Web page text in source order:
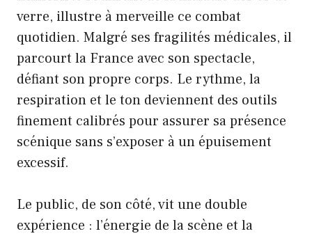
verre, illustre à merveille ce combat
quotidien. Malgré ses fragilités médicales, il
parcourt la France avec son spectacle,
défiant son propre corps. Le rythme, la
respiration et le ton deviennent des outils
finement calibrés pour assurer sa présence
scénique sans s’exposer à un épuisement
excessif.
Le public, de son côté, vit une double
expérience : l’énergie de la scène et la